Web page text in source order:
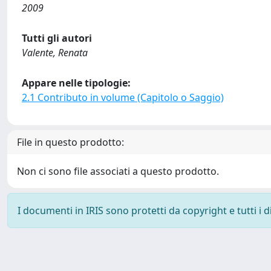
2009
Tutti gli autori
Valente, Renata
Appare nelle tipologie:
2.1 Contributo in volume (Capitolo o Saggio)
File in questo prodotto:
Non ci sono file associati a questo prodotto.
I documenti in IRIS sono protetti da copyright e tutti i